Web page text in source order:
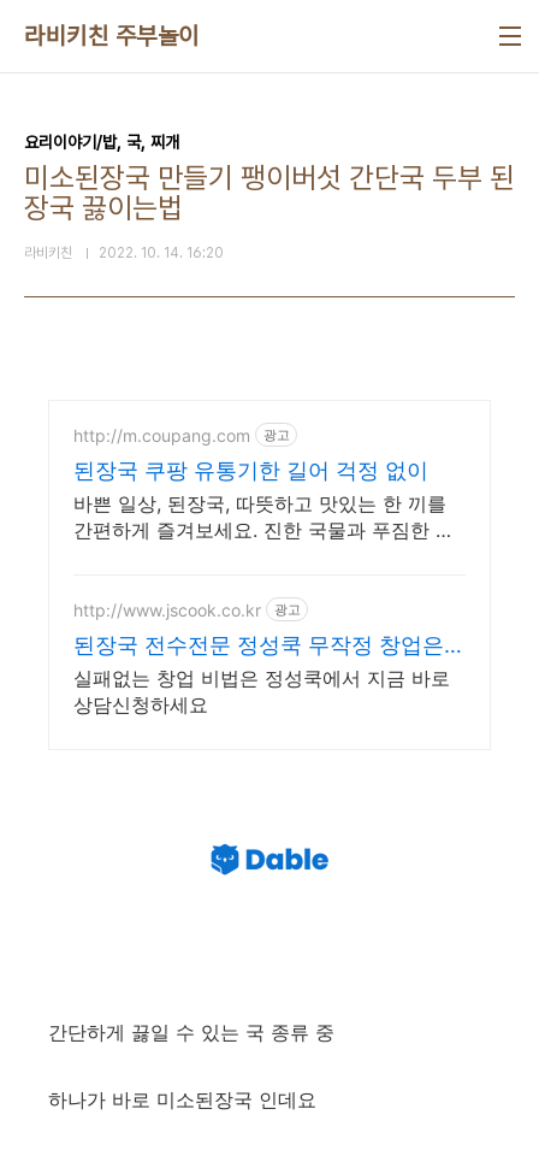
라비키친 주부놀이
요리이야기/밥, 국, 찌개
미소된장국 만들기 팽이버섯 간단국 두부 된
장국 끓이는법
라비키친 2022. 10. 14. 16:20
http://m.coupang.com 광고
된장국 쿠팡 유통기한 길어 걱정 없이
바쁜 일상, 된장국, 따뜻하고 맛있는 한 끼를
간편하게 즐겨보세요. 진한 국물과 푸짐한 건
http://www.jscook.co.kr 광고
된장국 전수전문 정성쿡 무작정 창업은
이제 그만
실패없는 창업 비법은 정성쿡에서 지금 바로
상담신청하세요
간단하게 끓일 수 있는 국 종류 중
하나가 바로 미소된장국 인데요